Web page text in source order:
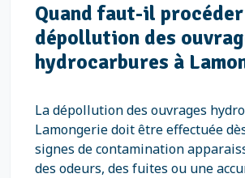
Quand faut-il
dépollution des
hydrocarbures à
La dépollution des ouvrages
Lamongerie doit être effectuée
signes de contamination
des odeurs, des fuites ou une